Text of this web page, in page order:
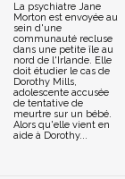
La psychiatre Jane
Morton est envoyée au
sein d'une
communauté recluse
dans une petite île au
nord de l'Irlande. Elle
doit étudier le cas de
Dorothy Mills,
adolescente accusée
de tentative de
meurtre sur un bébé.
Alors qu'elle vient en
aide à Dorothy...